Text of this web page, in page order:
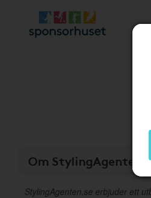
Om
StylingAgenten.se erbjuder ett